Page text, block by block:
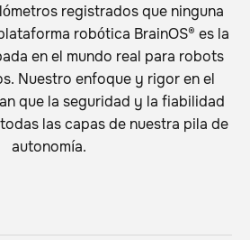
registrados que ninguna
robótica BrainOS® es la
en el mundo real para robots
Nuestro enfoque y rigor en el
que la seguridad y la fiabilidad
las capas de nuestra pila de
autonomía.